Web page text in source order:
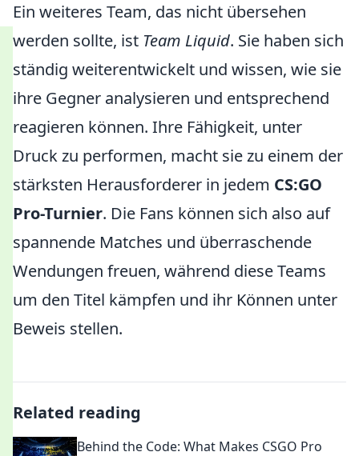
Ein weiteres Team, das nicht übersehen
werden sollte, ist Team Liquid. Sie haben sich
ständig weiterentwickelt und wissen, wie sie
ihre Gegner analysieren und entsprechend
reagieren können. Ihre Fähigkeit, unter
Druck zu performen, macht sie zu einem der
stärksten Herausforderer in jedem CS:GO
Pro-Turnier. Die Fans können sich also auf
spannende Matches und überraschende
Wendungen freuen, während diese Teams
um den Titel kämpfen und ihr Können unter
Beweis stellen.
Related reading
Behind the Code: What Makes CSGO Pro